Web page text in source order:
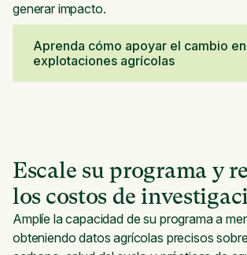
generar impacto.
Aprenda cómo apoyar el cambio
explotaciones agrícolas
Escale su programa y
los costos de
Amplíe la capacidad de su programa a
obteniendo datos agrícolas precisos